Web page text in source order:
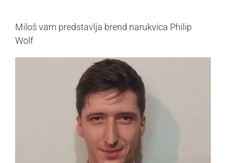
Miloš vam predstavlja brend narukvica Philip
Wolf